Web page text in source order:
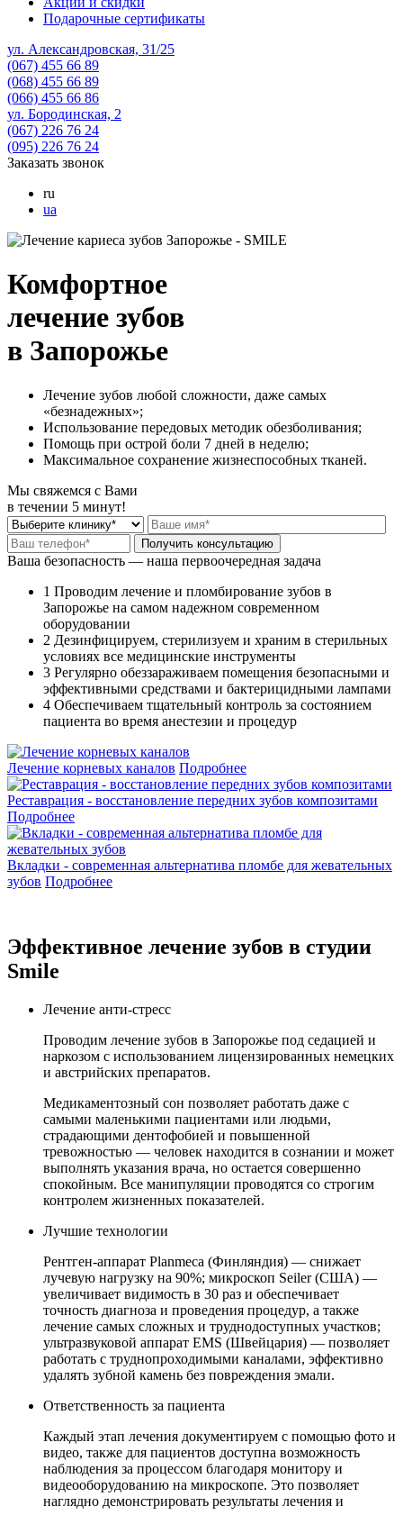
Подарочные сертификаты
ул. Александровская, 31/25
(067) 455 66 89
(068) 455 66 89
(066) 455 66 86
ул. Бородинская, 2
(067) 226 76 24
(095) 226 76 24
Заказать звонок
ru
ua
Комфортное
лечение зубов
в Запорожье
Лечение зубов любой сложности, даже самых
«безнадежных»;
Использование передовых методик обезболивания;
Помощь при острой боли 7 дней в неделю;
Максимальное сохранение жизнеспособных тканей.
Мы свяжемся с Вами
в течении 5 минут!
Ваша безопасность — наша первоочередная задача
1 Проводим лечение и пломбирование зубов в
Запорожье на самом надежном современном
оборудовании
2 Дезинфицируем, стерилизуем и храним в стерильных
условиях все медицинские инструменты
3 Регулярно обеззараживаем помещения безопасными и
эффективными средствами и бактерицидными лампами
4 Обеспечиваем тщательный контроль за состоянием
пациента во время анестезии и процедур
Лечение корневых каналов Подробнее
Реставрация - восстановление передних зубов композитами
Подробнее
Вкладки - современная альтернатива пломбе для жевательных
зубов Подробнее
Эффективное лечение зубов в студии
Smile
Лечение анти-стресс
Проводим лечение зубов в Запорожье под седацией и
наркозом с использованием лицензированных немецких
и австрийских препаратов.
Медикаментозный сон позволяет работать даже с
самыми маленькими пациентами или людьми,
страдающими дентофобией и повышенной
тревожностью — человек находится в сознании и может
выполнять указания врача, но остается совершенно
спокойным. Все манипуляции проводятся со строгим
контролем жизненных показателей.
Лучшие технологии
Рентген-аппарат Planmeca (Финляндия) — снижает
лучевую нагрузку на 90%; микроскоп Seiler (США) —
увеличивает видимость в 30 раз и обеспечивает
точность диагноза и проведения процедур, а также
лечение самых сложных и труднодоступных участков;
ультразвуковой аппарат EMS (Швейцария) — позволяет
работать с труднопроходимыми каналами, эффективно
удалять зубной камень без повреждения эмали.
Ответственность за пациента
Каждый этап лечения документируем с помощью фото и
видео, также для пациентов доступна возможность
наблюдения за процессом благодаря монитору и
видеооборудованию на микроскопе. Это позволяет
наглядно демонстрировать результаты лечения и